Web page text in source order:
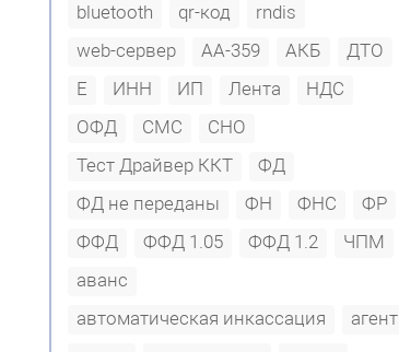
bluetooth
qr-код
rndis
web-сервер
АА-359 АКБ
ДТО
Е
ИНН ИП Лента
НДС
ОФД
СМС
СНО
Тест Драйвер ККТ
ФД
ФД не переданы
ФН ФНС
ФР
ФФД
ФФД 1.05 ФФД 1.2
ЧПМ
аванс
автоматическая инкассация
агент